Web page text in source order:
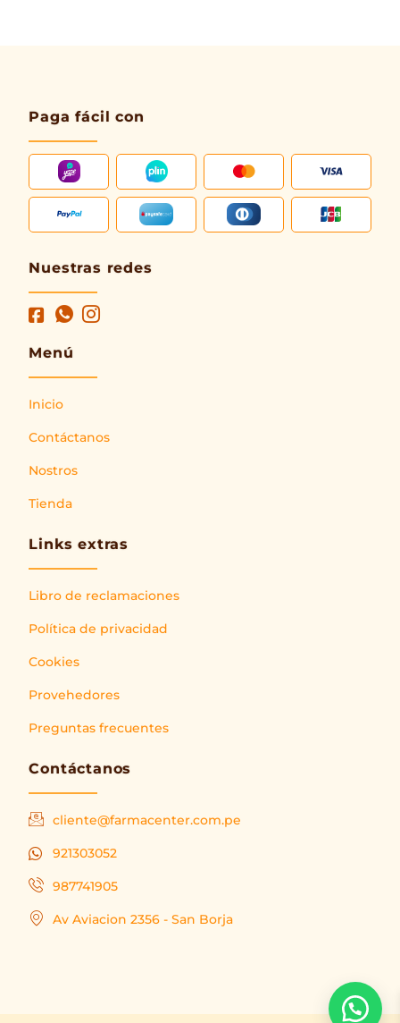
Paga fácil con
Nuestras redes
Menú
Inicio
Contáctanos
Nostros
Tienda
Links extras
Libro de reclamaciones
Política de privacidad
Cookies
Provehedores
Preguntas frecuentes
Contáctanos
cliente@farmacenter.com.pe
921303052
987741905
Av Aviacion 2356 - San Borja